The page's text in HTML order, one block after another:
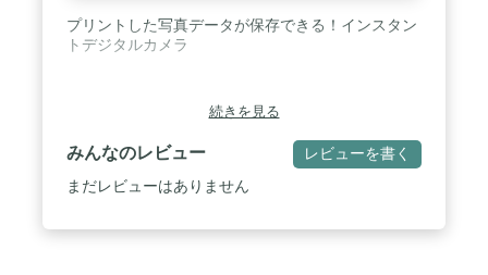
プリントした写真データが保存できる！インスタン
トデジタルカメラ
続きを見る
みんなのレビュー レビューを書く
まだレビューはありません